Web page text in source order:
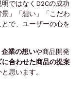
ではなくD2Cの成功
」「想い」「こだわ
で、ユーザーの心を
企業の想いや商品開発
合わせた商品の提案
思います。